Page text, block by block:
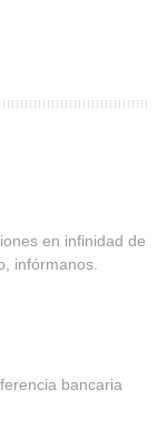
en infinidad de
infórmanos.
bancaria